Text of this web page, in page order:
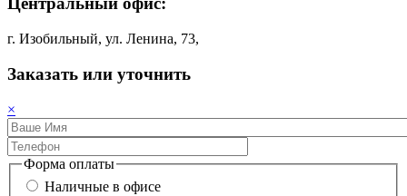
г. Изобильный, ул. Ленина, 73,
Заказать или уточнить
×
Форма оплаты
Наличные в офисе